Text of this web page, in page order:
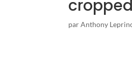
parAnthony